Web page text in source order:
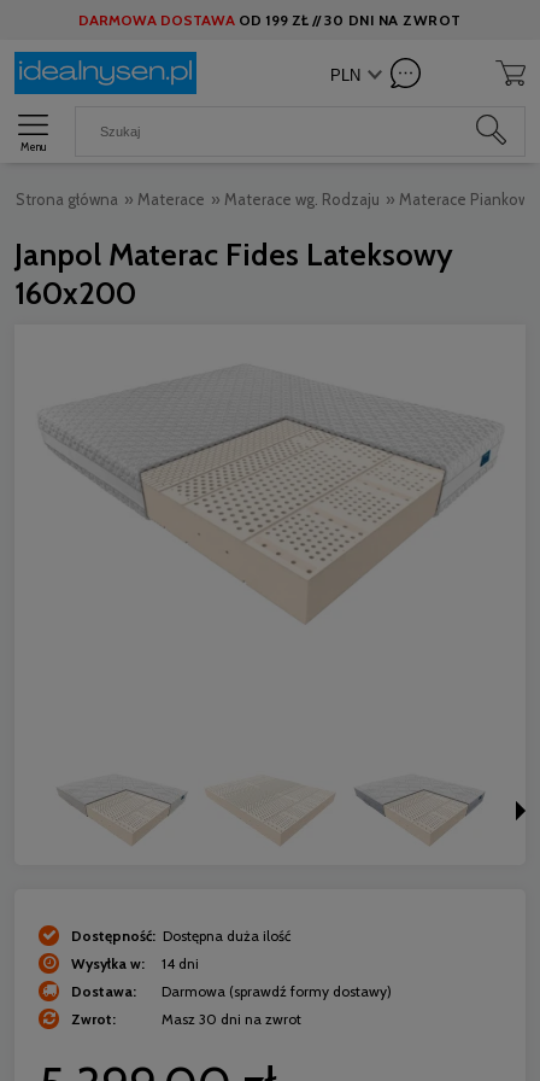
DARMOWA DOSTAWA OD 199 ZŁ //30 DNI NA ZWROT
Menu
Strona główna » Materace » Materace wg. Rodzaju » Materace Piankowe
Janpol Materac Fides Lateksowy
160x200
Dostępność: Dostępna duża ilość
Wysyłka w:
14 dni
Dostawa:
Darmowa (sprawdź formy dostawy)
Zwrot:
Masz 30 dni na zwrot